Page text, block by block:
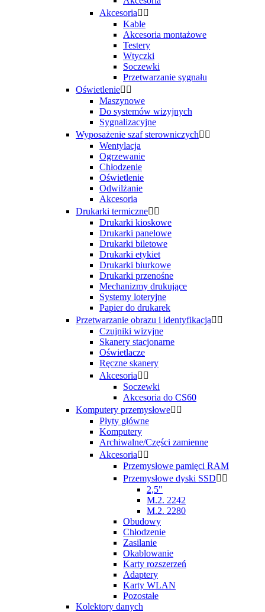
Akcesoria 
Kable
Akcesoria montażowe
Testery
Wtyczki
Soczewki
Przetwarzanie sygnału
Oświetlenie 
Maszynowe
Do systemów wizyjnych
Sygnalizacyjne
Wyposażenie szaf sterowniczych 
Wentylacja
Ogrzewanie
Chłodzenie
Oświetlenie
Odwilżanie
Akcesoria
Drukarki termiczne 
Drukarki kioskowe
Drukarki panelowe
Drukarki biletowe
Drukarki etykiet
Drukarki biurkowe
Drukarki przenośne
Mechanizmy drukujące
Systemy loteryjne
Papier do drukarek
Przetwarzanie obrazu i identyfikacja 
Czujniki wizyjne
Skanery stacjonarne
Oświetlacze
Ręczne skanery
Akcesoria 
Soczewki
Akcesoria do CS60
Komputery przemysłowe 
Płyty główne
Komputery
Archiwalne/Części zamienne
Akcesoria 
Przemysłowe pamięci RAM
Przemysłowe dyski SSD 
2,5"
M.2. 2242
M.2. 2280
Obudowy
Chłodzenie
Zasilanie
Okablowanie
Karty rozszerzeń
Adaptery
Karty WLAN
Pozostałe
Kolektory danych